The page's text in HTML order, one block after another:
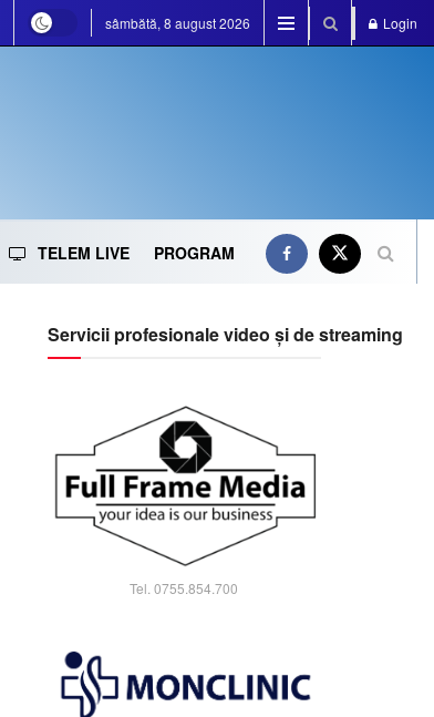
sâmbătă, 8 august 2026 Login
TELEM LIVE PROGRAM
Servicii profesionale video și de streaming
Tel. 0755.854.700